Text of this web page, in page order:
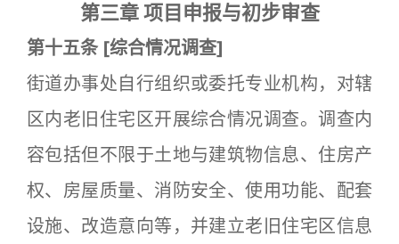
第三章 项目申报与初步审查
第十五条 [综合情况调查]
街道办事处自行组织或委托专业机构，对辖
区内老旧住宅区开展综合情况调查。调查内
容包括但不限于土地与建筑物信息、住房产
权、房屋质量、消防安全、使用功能、配套
设施、改造意向等，并建立老旧住宅区信息